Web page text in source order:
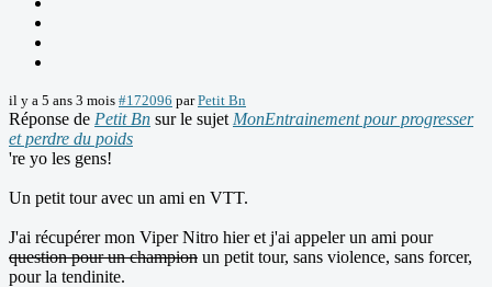
il y a 5 ans 3 mois #172096 parPetit Bn
Réponse de Petit Bn sur le sujet MonEntrainement pour progresser
et perdre du poids
're yo les gens!
Un petit tour avec un ami en VTT.
J'ai récupérer mon Viper Nitro hier et j'ai appeler un ami pour
question pour un champion un petit tour, sans violence, sans forcer,
pour la tendinite.